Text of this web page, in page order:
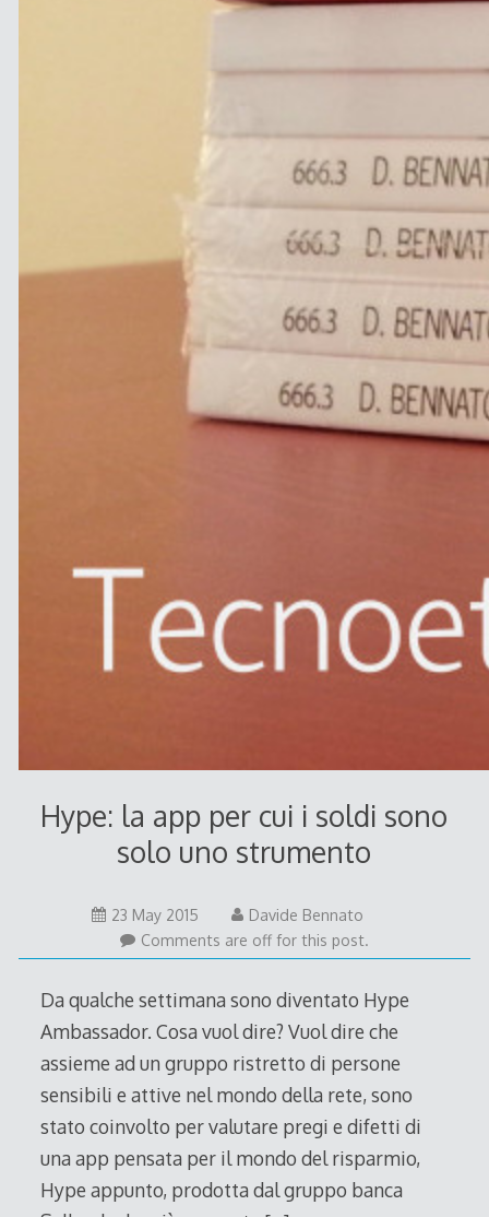
Hype: la app per cui i soldi sono
solo uno strumento
23 May 2015
Davide Bennato
Comments are off for this post.
Da qualche settimana sono diventato Hype
Ambassador. Cosa vuol dire? Vuol dire che
assieme ad un gruppo ristretto di persone
sensibili e attive nel mondo della rete, sono
stato coinvolto per valutare pregi e difetti di
una app pensata per il mondo del risparmio,
Hype appunto, prodotta dal gruppo banca